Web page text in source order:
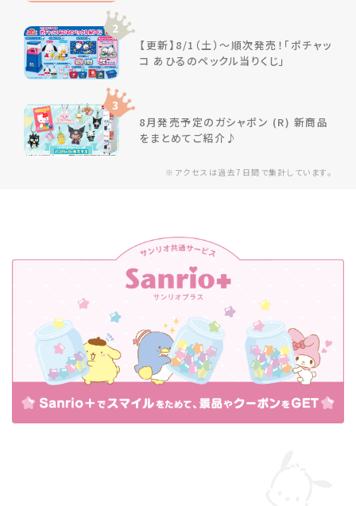
※アクセスは過去7日間で集計しています。
2
【更新】8/1（土）～順次発売！「ポチャッ
コ あひるのペックル当りくじ」
3
8月発売予定のガシャポン (R) 新商品
をまとめてご紹介♪